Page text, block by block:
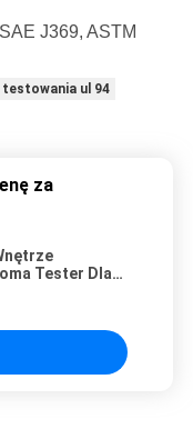
J369, ASTM
ul 94
za
Tester Dla